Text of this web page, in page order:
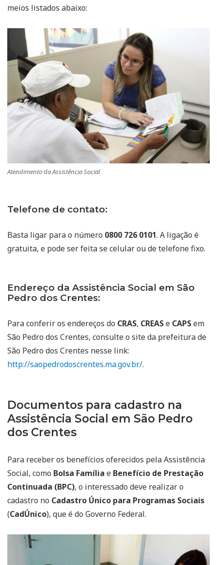
meios listados abaixo:
Atendimento da Assistência Social
Telefone de contato:
Basta ligar para o número 0800 726 0101. A ligação é
gratuita, e pode ser feita se celular ou de telefone fixo.
Endereço da Assistência Social em São
Pedro dos Crentes:
Para conferir os endereços do CRAS, CREASe CAPSem
São Pedro dos Crentes, consulte o site da prefeitura de
São Pedro dos Crentes nesse link:
http://saopedrodoscrentes.ma.gov.br/.
Documentos para cadastro na
Assistência Social em São Pedro
dos Crentes
Para receber os benefícios oferecidos pela Assistência
Social, como Bolsa Família e Benefício de Prestação
Continuada (BPC), o interessado deve realizar o
cadastro no Cadastro Único para Programas Sociais
(CadÚnico), que é do Governo Federal.